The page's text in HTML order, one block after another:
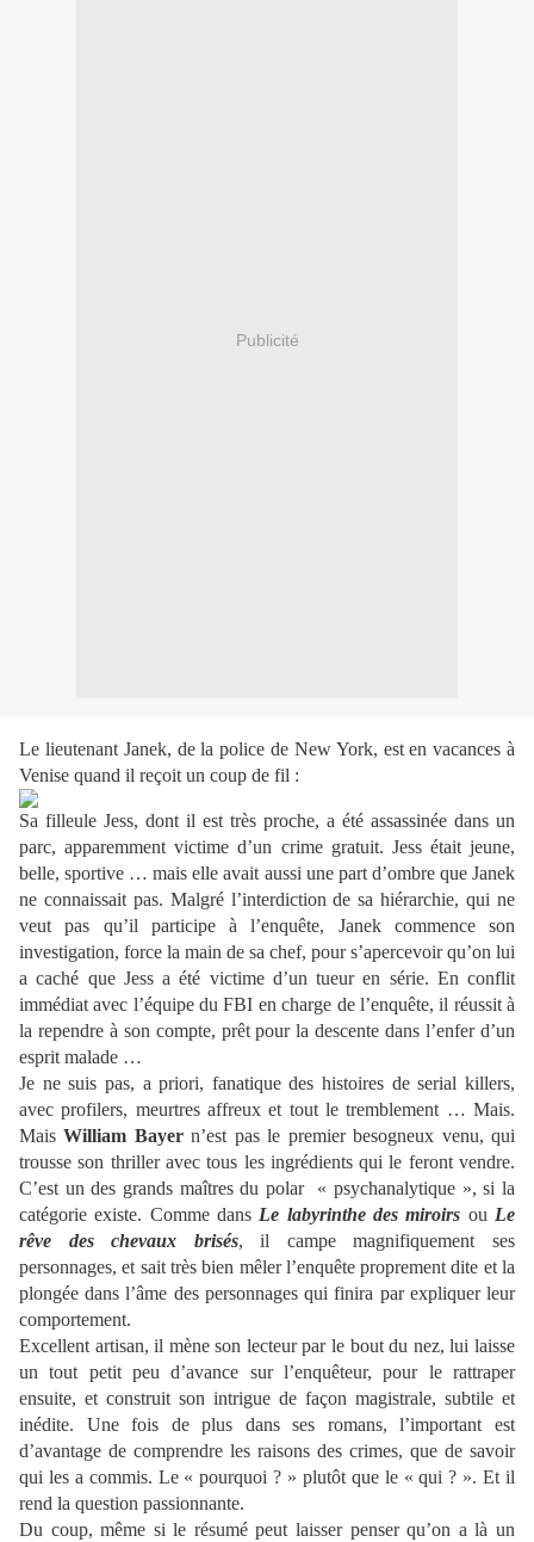
Publicité
Le lieutenant Janek, de la police de New York, est en vacances à
Venise quand il reçoit un coup de fil :
Sa filleule Jess, dont il est très proche, a été assassinée dans un
parc, apparemment victime d’un crime gratuit. Jess était jeune,
belle, sportive … mais elle avait aussi une part d’ombre que Janek
ne connaissait pas. Malgré l’interdiction de sa hiérarchie, qui ne
veut pas qu’il participe à l’enquête, Janek commence son
investigation, force la main de sa chef, pour s’apercevoir qu’on lui
a caché que Jess a été victime d’un tueur en série. En conflit
immédiat avec l’équipe du FBI en charge de l’enquête, il réussit à
la rependre à son compte, prêt pour la descente dans l’enfer d’un
esprit malade …
Je ne suis pas, a priori, fanatique des histoires de serial killers,
avec profilers, meurtres affreux et tout le tremblement … Mais.
MaisWilliam Bayern’est pas le premier besogneux venu, qui
trousse son thriller avec tous les ingrédients qui le feront vendre.
C’est un des grands maîtres du polar « psychanalytique », si la
catégorie existe. Comme dans Le labyrinthe des miroirs ou Le
rêve des chevaux brisés, il campe magnifiquement ses
personnages, et sait très bien mêler l’enquête proprement dite et la
plongée dans l’âme des personnages qui finira par expliquer leur
comportement.
Excellent artisan, il mène son lecteur par le bout du nez, lui laisse
un tout petit peu d’avance sur l’enquêteur, pour le rattraper
ensuite, et construit son intrigue de façon magistrale, subtile et
inédite. Une fois de plus dans ses romans, l’important est
d’avantage de comprendre les raisons des crimes, que de savoir
qui les a commis. Le « pourquoi ? » plutôt que le « qui ? ». Et il
rend la question passionnante.
Du coup, même si le résumé peut laisser penser qu’on a là un